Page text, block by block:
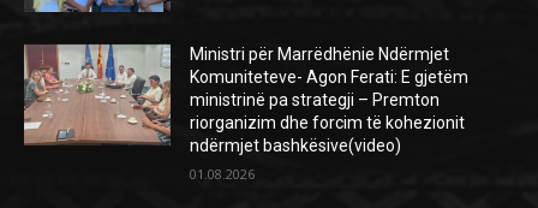
Ministri për Marrëdhënie Ndërmjet
Komuniteteve- Agon Ferati: E gjetëm
ministrinë pa strategji – Premton
riorganizim dhe forcim të kohezionit
ndërmjet bashkësive(video)
01.08.2026